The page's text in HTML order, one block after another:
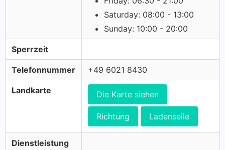
Saturday: 08:00 - 13:00
Sunday: 10:00 - 20:00
Sperrzeit
Telefonnummer +49 6021 8430
Landkarte Die Karte siehen
Richtung Ladenseile
Dienstleistung